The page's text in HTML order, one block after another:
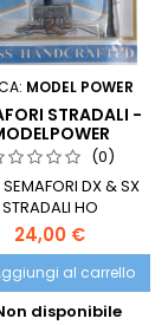
MODEL POWER
STRADALI -
(0)
SEMAFORI DX & SX
STRADALI HO
24,00 €
al carrello
disponibile